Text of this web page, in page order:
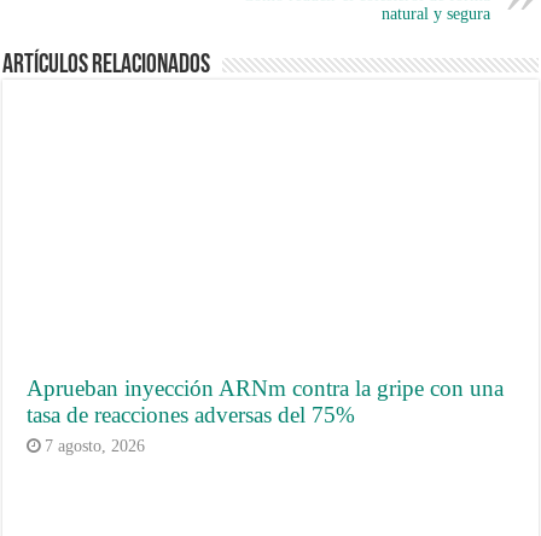
natural y segura
Artículos Relacionados
Aprueban inyección ARNm contra la gripe con una
tasa de reacciones adversas del 75%
7 agosto, 2026